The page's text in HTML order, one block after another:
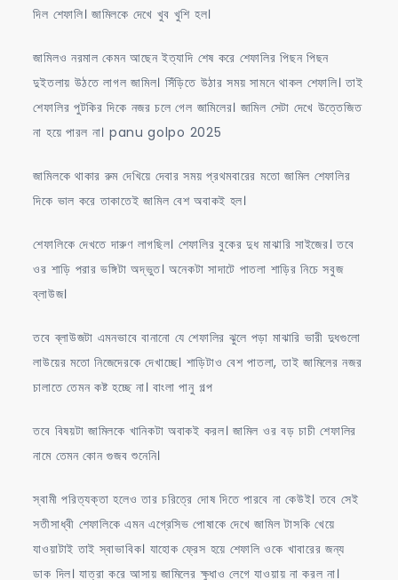
দিল শেফালি। জামিলকে দেখে খুব খুশি হল।
জামিলও নরমাল কেমন আছেন ইত্যাদি শেষ করে শেফালির পিছন পিছন
দুইতলায় উঠতে লাগল জামিল। সিঁড়িতে উঠার সময় সামনে থাকল শেফালি। তাই
শেফালির পুটকির দিকে নজর চলে গেল জামিলের। জামিল সেটা দেখে উত্তেজিত
না হয়ে পারল না। panu golpo 2025
জামিলকে থাকার রুম দেখিয়ে দেবার সময় প্রথমবারের মতো জামিল শেফালির
দিকে ভাল করে তাকাতেই জামিল বেশ অবাকই হল।
শেফালিকে দেখতে দারুণ লাগছিল। শেফালির বুকের দুধ মাঝারি সাইজের। তবে
ওর শাড়ি পরার ভঙ্গিটা অদ্ভুত। অনেকটা সাদাটে পাতলা শাড়ির নিচে সবুজ
ব্লাউজ।
তবে ব্লাউজটা এমনভাবে বানানো যে শেফালির ঝুলে পড়া মাঝারি ভারী দুধগুলো
লাউয়ের মতো নিজেদেরকে দেখাচ্ছে। শাড়িটাও বেশ পাতলা, তাই জামিলের নজর
চালাতে তেমন কষ্ট হচ্ছে না। বাংলা পানু গল্প
তবে বিষয়টা জামিলকে খানিকটা অবাকই করল। জামিল ওর বড় চাচী শেফালির
নামে তেমন কোন গুজব শুনেনি।
স্বামী পরিত্যক্তা হলেও তার চরিত্রে দোষ দিতে পারবে না কেউই। তবে সেই
সতীসাধ্বী শেফালিকে এমন এগ্রেসিভ পোষাকে দেখে জামিল টাসকি খেয়ে
যাওয়াটাই তাই স্বাভাবিক। যাহোক ফ্রেস হয়ে শেফালি ওকে খাবারের জন্য
ডাক দিল। যাত্রা করে আসায় জামিলের ক্ষুধাও লেগে যাওয়ায় না করল না।